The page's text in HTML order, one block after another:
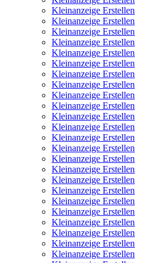
Kleinanzeige Erstellen
Kleinanzeige Erstellen
Kleinanzeige Erstellen
Kleinanzeige Erstellen
Kleinanzeige Erstellen
Kleinanzeige Erstellen
Kleinanzeige Erstellen
Kleinanzeige Erstellen
Kleinanzeige Erstellen
Kleinanzeige Erstellen
Kleinanzeige Erstellen
Kleinanzeige Erstellen
Kleinanzeige Erstellen
Kleinanzeige Erstellen
Kleinanzeige Erstellen
Kleinanzeige Erstellen
Kleinanzeige Erstellen
Kleinanzeige Erstellen
Kleinanzeige Erstellen
Kleinanzeige Erstellen
Kleinanzeige Erstellen
Kleinanzeige Erstellen
Kleinanzeige Erstellen
Kleinanzeige Erstellen